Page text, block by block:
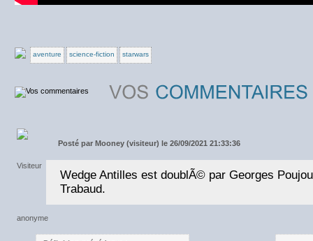
aventure science-fiction starwars
Posté par Mooney (visiteur) le 26/09/2021 21:33:36
Wedge Antilles est doublÃ© par Georges
Trabaud.